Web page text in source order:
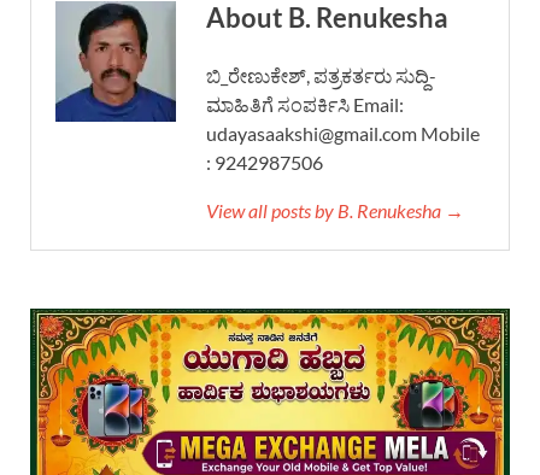
About B. Renukesha
ಬಿ_ರೇಣುಕೇಶ್, ಪತ್ರಕರ್ತರು ಸುದ್ದಿ-
ಮಾಹಿತಿಗೆ ಸಂಪರ್ಕಿಸಿ Email:
udayasaakshi@gmail.com Mobile
: 9242987506
View all posts by B. Renukesha →